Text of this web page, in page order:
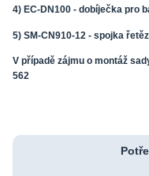
4) EC-DN100 - dobíječka pro
5) SM-CN910-12 - spojka
V případě zájmu o montáž
562